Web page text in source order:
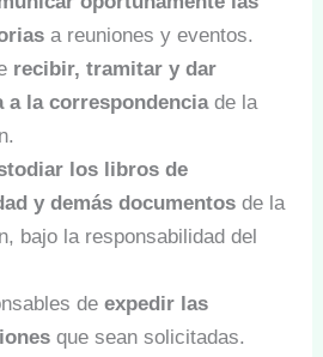
a reuniones y eventos.
recibir, tramitar y dar
a la correspondenciade la
los libros de
y demás documentosde la
bajo la responsabilidad del
de expedir las
que sean solicitadas.